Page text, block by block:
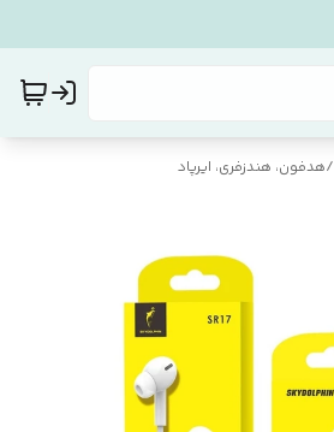
/هدفون، هندزفری، ایرپاد